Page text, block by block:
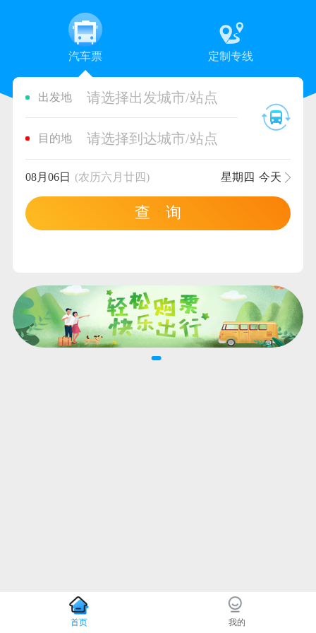
汽车票 定制专线
出发地 请选择出发城市/站点
目的地 请选择到达城市/站点
08月06日 (农历六月廿四) 星期四 今天
查 询
首页 我的